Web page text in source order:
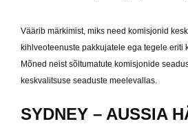
Väärib märkimist, miks need komisjonid
kihlveoteenuste pakkujatele ega tegele eriti
Mõned neist sõltumatute komisjonide
keskvalitsuse seaduste meelevallas.
SYDNEY – AUSSIA